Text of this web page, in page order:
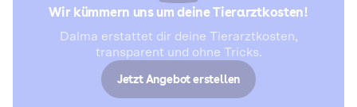
Wir kümmern uns um deine Tierarztkosten!
Dalma erstattet dir deine Tierarztkosten,
transparent und ohne Tricks.
Jetzt Angebot erstellen